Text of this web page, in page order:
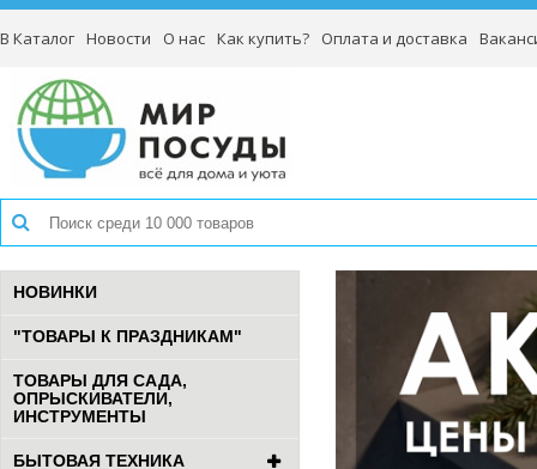
В Каталог Новости О нас Как купить? Оплата и доставка
НОВИНКИ
"ТОВАРЫ К ПРАЗДНИКАМ"
ТОВАРЫ ДЛЯ САДА,
ОПРЫСКИВАТЕЛИ,
ИНСТРУМЕНТЫ
БЫТОВАЯ ТЕХНИКА